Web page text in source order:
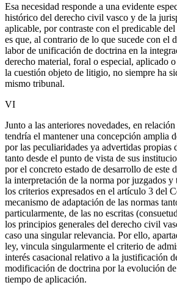
Esa necesidad responde a una evidente
histórico del derecho civil vasco y de la
aplicable, por contraste con el predicable
es que, al contrario de lo que sucede con el
labor de unificación de doctrina en la
derecho material, foral o especial, aplicado
la cuestión objeto de litigio, no siempre ha
mismo tribunal.
VI
Junto a las anteriores novedades, en
tendría el mantener una concepción amplia
por las peculiaridades ya advertidas propias
tanto desde el punto de vista de sus
por el concreto estado de desarrollo de este
la interpretación de la norma por juzgados y
los criterios expresados en el artículo 3 del
mecanismo de adaptación de las normas
particularmente, de las no escritas
los principios generales del derecho civil
caso una singular relevancia. Por ello,
ley, vincula singularmente el criterio de
interés casacional relativo a la justificación
modificación de doctrina por la evolución
tiempo de aplicación.